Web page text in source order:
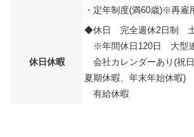
・定年制度(満60歳)※再雇
休日休暇
◆休日 完全週休2日制
※年間休⽇120⽇ 大型
会社カレンダーあり(祝
夏期休暇、年末年始休暇)
有給休暇